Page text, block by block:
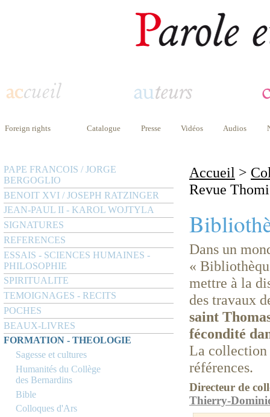
Foreign rights Catalogue Presse Vidéos Audios
PAPE FRANCOIS / JORGE
BERGOGLIO
BENOIT XVI / JOSEPH RATZINGER
JEAN-PAUL II - KAROL WOJTYLA
SIGNATURES
REFERENCES
ESSAIS - SCIENCES HUMAINES -
PHILOSOPHIE
SPIRITUALITE
TEMOIGNAGES - RECITS
POCHES
BEAUX-LIVRES
FORMATION - THEOLOGIE
Sagesse et cultures
Humanités du Collège
des Bernardins
Bible
Colloques d'Ars
Accueil >
Revue
Dans un
«
mettre à la
des travaux
saint
fécondité
La
références.
Directeur de
Thierry-